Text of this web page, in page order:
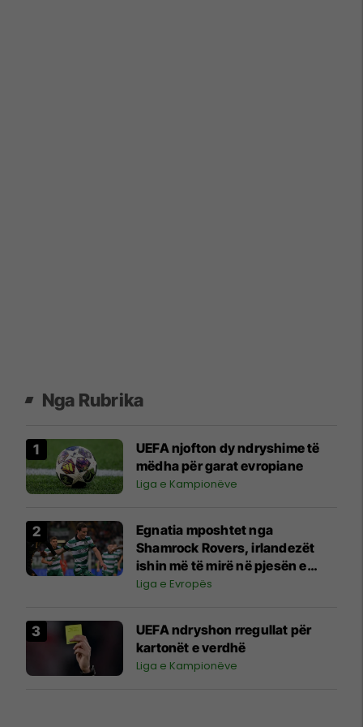
Nga Rubrika
UEFA njofton dy ndryshime të
mëdha për garat evropiane
Liga e Kampionëve
Egnatia mposhtet nga
Shamrock Rovers, irlandezët
ishin më të mirë në pjesën e
dytë
Liga e Evropës
UEFA ndryshon rregullat për
kartonët e verdhë
Liga e Kampionëve